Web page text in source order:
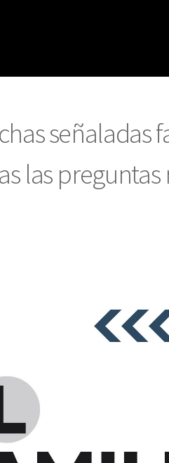
señaladas
las preguntas